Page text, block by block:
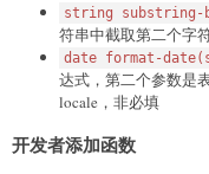
string
符串中截取第二个字
date format-
达式，第二个参数是
locale，非必填
开发者添加函数